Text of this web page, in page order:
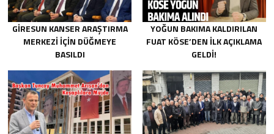
GIRESUN KANSER ARAŞTIRMA
MERKEZI İÇIN DÜĞMEYE
BASILDI
YOĞUN BAKIMA KALDIRILAN
FUAT KÖSE’DEN İLK AÇIKLAMA
GELDI!